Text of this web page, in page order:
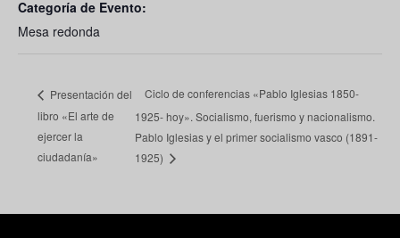
Categoría de Evento:
Mesa redonda
Presentación del
libro «El arte de
ejercer la
ciudadanía»
Ciclo de conferencias «Pablo Iglesias 1850-
1925- hoy». Socialismo, fuerismo y nacionalismo.
Pablo Iglesias y el primer socialismo vasco (1891-
1925)